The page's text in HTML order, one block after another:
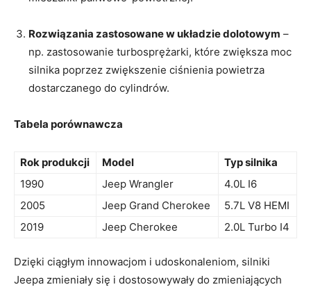
Rozwiązania zastosowane w układzie dolotowym –
np. zastosowanie turbosprężarki, które zwiększa‍ moc
silnika poprzez zwiększenie ciśnienia‌ powietrza
dostarczanego⁤ do cylindrów.
Tabela porównawcza
Rok produkcji Model
Typ silnika
1990
Jeep Wrangler
4.0L I6
2005
Jeep Grand Cherokee
5.7L V8 HEMI
2019
Jeep Cherokee 2.0L Turbo I4
Dzięki ciągłym innowacjom i udoskonaleniom, silniki
Jeepa zmieniały ‌się i dostosowywały do zmieniających​